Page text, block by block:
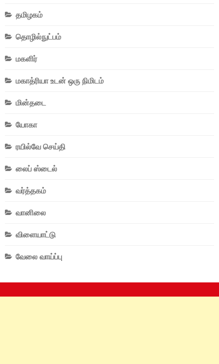
தமிழகம்
தொழில்நுட்பம்
மகளிர்
மகாத்ரியா உடன் ஒரு நிமிடம்
மின்தடை
யோகா
ரயில்வே செய்தி
லைப் ஸ்டைல்
வர்த்தகம்
வானிலை
விளையாட்டு
வேலை வாய்ப்பு